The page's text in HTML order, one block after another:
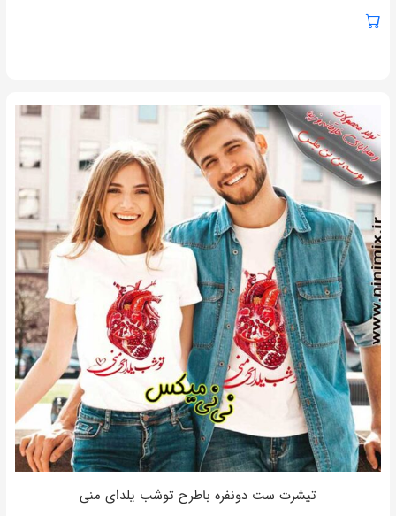
تیشرت ست دونفره باطرح توشب یلدای منی